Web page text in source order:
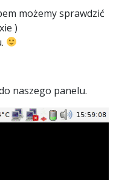
możemy sprawdzić
)
naszego panelu.